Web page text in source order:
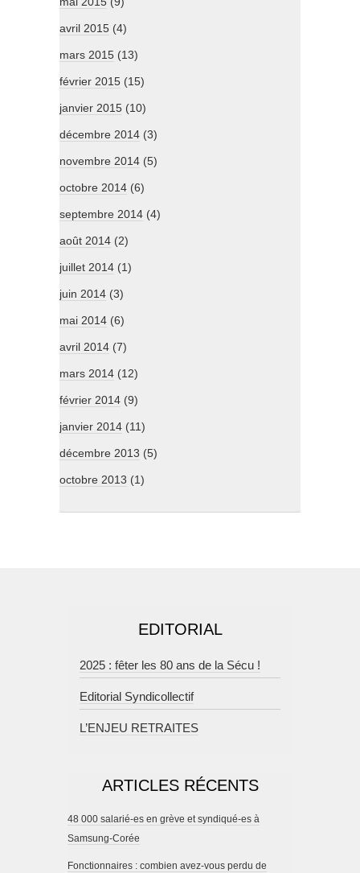
avril 2015 (4)
mars 2015 (13)
février 2015 (15)
janvier 2015 (10)
décembre 2014 (3)
novembre 2014 (5)
octobre 2014 (6)
septembre 2014 (4)
août 2014 (2)
juillet 2014 (1)
juin 2014 (3)
mai 2014 (6)
avril 2014 (7)
mars 2014 (12)
février 2014 (9)
janvier 2014 (11)
décembre 2013 (5)
octobre 2013 (1)
EDITORIAL
2025 : fêter les 80 ans de la Sécu !
Editorial Syndicollectif
L’ENJEU RETRAITES
ARTICLES RÉCENTS
48 000 salarié-es en grève et syndiqué-es à
Samsung-Corée
Fonctionnaires : combien avez-vous perdu de